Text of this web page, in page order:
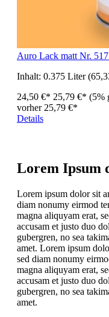
Auro Lack matt Nr.
Inhalt: 0.375 Liter
24,50 €* 25,79 €* (5%
vorher 25,79 €*
Details
Lorem Ipsum
Lorem ipsum dolor sit
diam nonumy eirmod
magna aliquyam erat,
accusam et justo duo
gubergren, no sea
amet. Lorem ipsum
sed diam nonumy
magna aliquyam erat,
accusam et justo duo
gubergren, no sea
amet.